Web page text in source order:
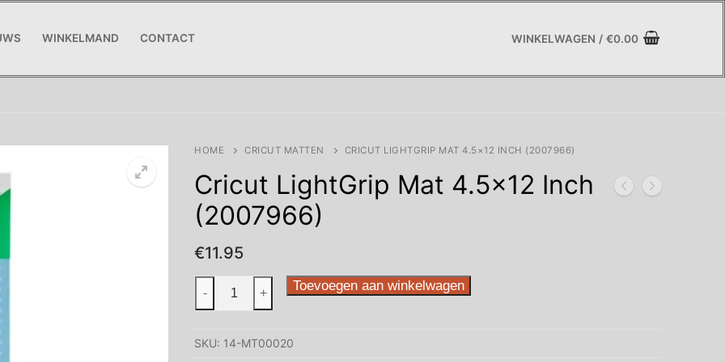
WINKELMAND CONTACT WINKELWAGEN / €0.00
HOME CRICUT MATTEN CRICUT LIGHTGRIP MAT 4.5×12 INCH (2007966)
Cricut LightGrip Mat 4.5×12 Inch
(2007966)
€11.95
4.5x12
- + Toevoegen aan winkelwagen
SKU: 14-MT00020